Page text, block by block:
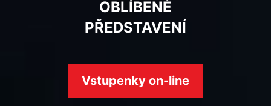
OBLÍBENÉ
PŘEDSTAVENÍ
Vstupenky on-line